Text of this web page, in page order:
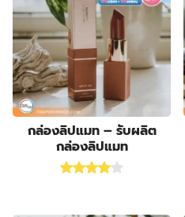
ปลอกสวมแก้ว 22
products
กระเป๋าผ้า ถุงผ้า
5
products
กล่องกระดาษคราฟท์ 23
23
กล่องขนม
23
products
กล่องครีม 5555
products
กล่องครีมกันแดด 33
products
กล่องจั่วปัง พรีเมี่ยม 1919
กล่องดิสเพลย์ 99
products
กล่องทรงกระบอก 11
กล่องลิปแมท – รับผลิต
กล่องลิปแมท
Rated4.00